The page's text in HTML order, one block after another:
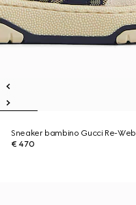
Sneaker bambino Gucci Re-Web
€ 470